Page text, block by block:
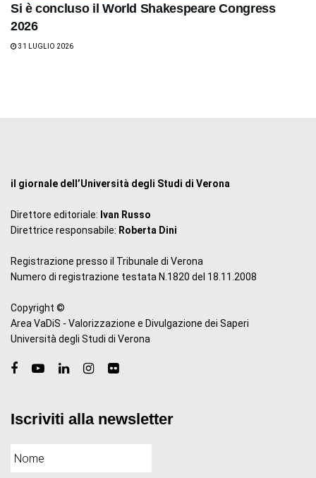
Si è concluso il World Shakespeare Congress
2026
31 LUGLIO 2026
il giornale dell’Università degli Studi di Verona
Direttore editoriale: Ivan Russo
Direttrice responsabile: Roberta Dini
Registrazione presso il Tribunale di Verona
Numero di registrazione testata N.1820 del 18.11.2008
Copyright ©
Area VaDiS - Valorizzazione e Divulgazione dei Saperi
Università degli Studi di Verona
Iscriviti alla newsletter